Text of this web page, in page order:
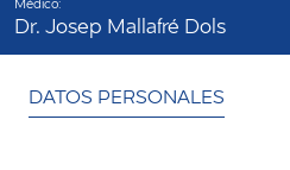
Médico:
Dr. Josep Mallafré Dols
DATOS PERSONALES